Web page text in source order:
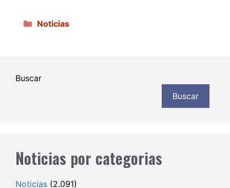
Categorías
Noticias
Buscar
Buscar
Noticias por categorias
Noticias (2.091)